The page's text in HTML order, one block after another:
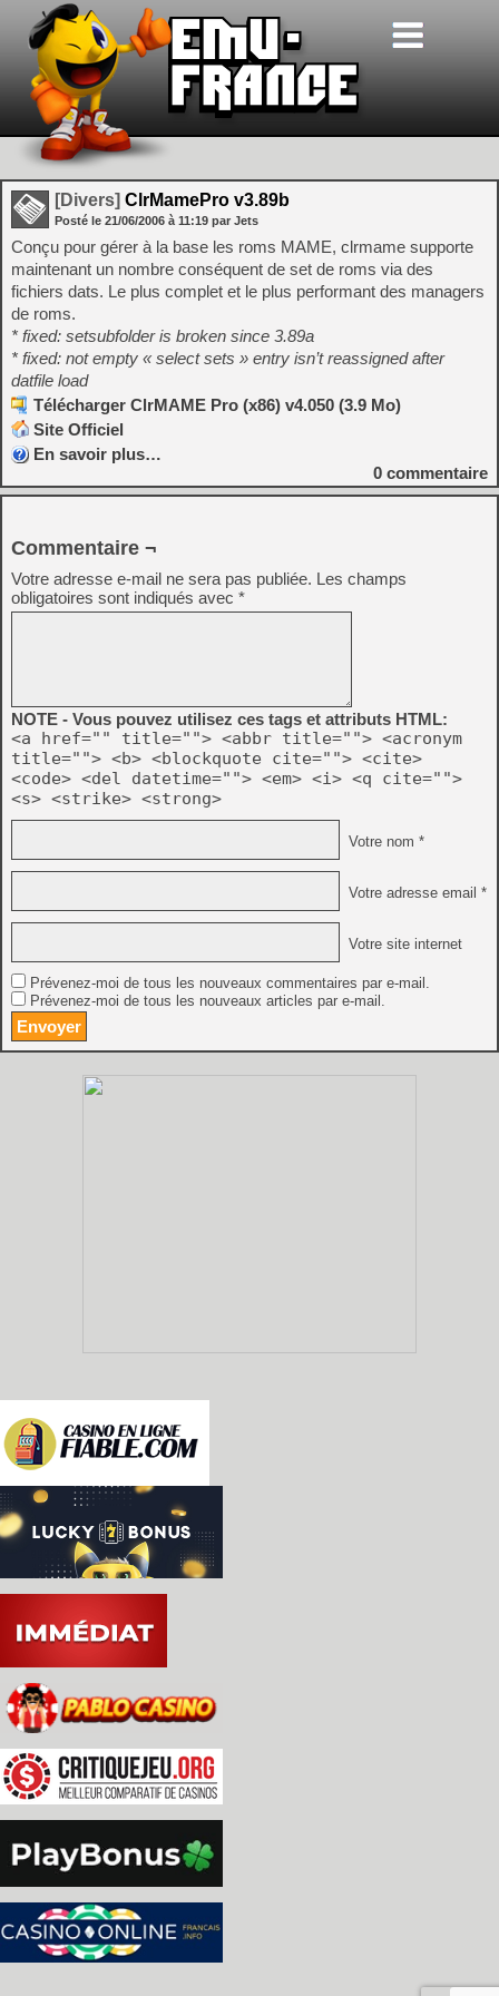
[Divers] ClrMamePro v3.89b
Posté le 21/06/2006 à 11:19 par Jets
Conçu pour gérer à la base les roms MAME, clrmame supporte
maintenant un nombre conséquent de set de roms via des
fichiers dats. Le plus complet et le plus performant des managers
de roms.
* fixed: setsubfolder is broken since 3.89a
* fixed: not empty « select sets » entry isn’t reassigned after
datfile load
Télécharger ClrMAME Pro (x86) v4.050 (3.9 Mo)
Site Officiel
En savoir plus…
0 commentaire
Commentaire ¬
Votre adresse e-mail ne sera pas publiée. Les champs
obligatoires sont indiqués avec *
NOTE - Vous pouvez utilisez ces tags et attributs HTML:
<a href="" title=""> <abbr title=""> <acronym
title=""> <b> <blockquote cite=""> <cite>
<code> <del datetime=""> <em> <i> <q cite="">
<s> <strike> <strong>
Votre nom *
Votre adresse email *
Votre site internet
Prévenez-moi de tous les nouveaux commentaires par e-mail.
Prévenez-moi de tous les nouveaux articles par e-mail.